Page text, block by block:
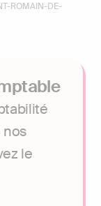
ROMAIN-DE-
nos
le